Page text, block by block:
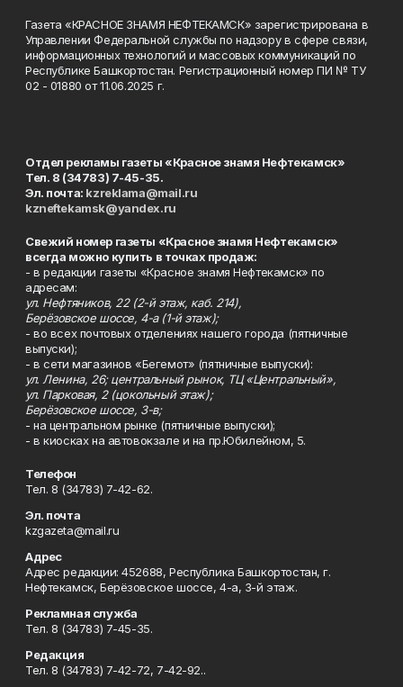
Газета «КРАСНОЕ ЗНАМЯ НЕФТЕКАМСК» зарегистрирована в
Управлении Федеральной службы по надзору в сфере связи,
информационных технологий и массовых коммуникаций по
Республике Башкортостан. Регистрационный номер ПИ № ТУ
02 - 01880 от 11.06.2025 г.
Отдел рекламы газеты «Красное знамя Нефтекамск»
Тел. 8 (34783) 7-45-35.
Эл. почта: kzreklama@mail.ru
kzneftekamsk@yandex.ru
Свежий номер газеты «Красное знамя Нефтекамск»
всегда можно купить в точках продаж:
- в редакции газеты «Красное знамя Нефтекамск» по
адресам:
ул. Нефтяников, 22 (2-й этаж, каб. 214),
Берёзовское шоссе, 4-а (1-й этаж);
- во всех почтовых отделениях нашего города (пятничные
выпуски);
- в сети магазинов «Бегемот» (пятничные выпуски):
ул. Ленина, 26; центральный рынок, ТЦ «Центральный»,
ул. Парковая, 2 (цокольный этаж);
Берёзовское шоссе, 3-в;
- на центральном рынке (пятничные выпуски);
- в киосках на автовокзале и на пр.Юбилейном, 5.
Телефон
Тел. 8 (34783) 7-42-62.
Эл. почта
kzgazeta@mail.ru
Адрес
Адрес редакции: 452688, Республика Башкортостан, г.
Нефтекамск, Берёзовское шоссе, 4-а, 3-й этаж.
Рекламная служба
Тел. 8 (34783) 7-45-35.
Редакция
Тел. 8 (34783) 7-42-72, 7-42-92..